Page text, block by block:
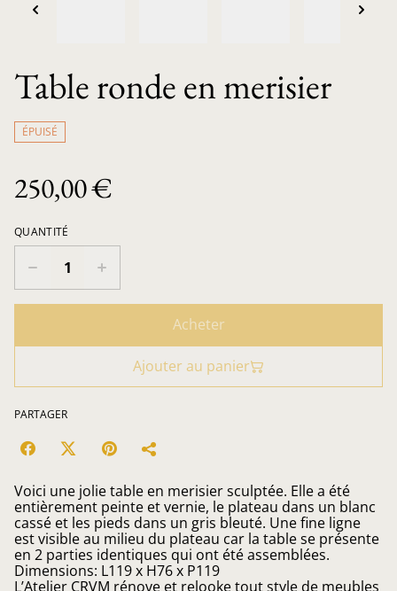
Table ronde en merisier
ÉPUISÉ
250,00 €
QUANTITÉ
Acheter
Ajouter au panier
PARTAGER
Voici une jolie table en merisier sculptée. Elle a été
entièrement peinte et vernie, le plateau dans un blanc
cassé et les pieds dans un gris bleuté. Une fine ligne
est visible au milieu du plateau car la table se présente
en 2 parties identiques qui ont été assemblées.
Dimensions: L119 x H76 x P119
L’Atelier CRVM rénove et relooke tout style de meubles